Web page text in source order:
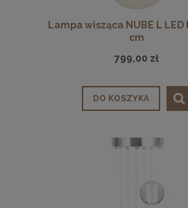
Lampa wisząca NUBE L LED
cm
799,00 zł
DO KOSZYKA